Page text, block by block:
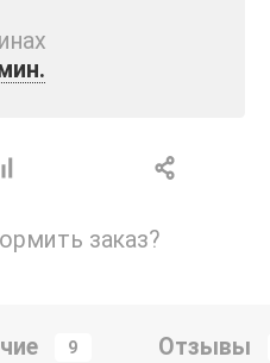
заказ?
9 Отзывы